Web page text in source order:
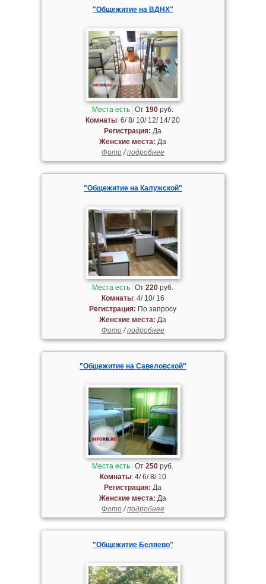
"Общежитие на ВДНХ"
Места есть От190 руб.
Комнаты: 6/ 8/ 10/ 12/ 14/ 20
Регистрация: Да
Женские места: Да
Фото/подробнее
"Общежитие на Калужской"
Места есть От220 руб.
Комнаты: 4/ 10/ 16
Регистрация: По запросу
Женские места: Да
Фото/подробнее
"Общежитие на Савеловской"
Места есть От250 руб.
Комнаты: 4/ 6/ 8/ 10
Регистрация: Да
Женские места: Да
Фото/подробнее
"Общежитие Беляево"